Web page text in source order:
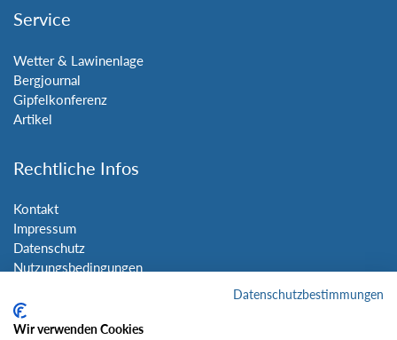
Service
Wetter & Lawinenlage
Bergjournal
Gipfelkonferenz
Artikel
Rechtliche Infos
Kontakt
Impressum
Datenschutz
Nutzungsbedingungen
Datenschutzbestimmungen
Wir verwenden Cookies